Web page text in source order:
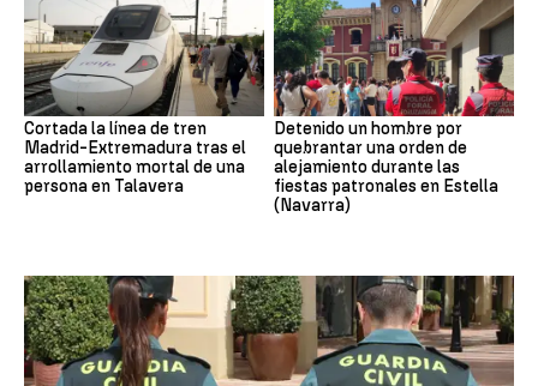
Cortada la línea de tren
Madrid-Extremadura tras el
arrollamiento mortal de una
persona en Talavera
Detenido un hombre por
quebrantar una orden de
alejamiento durante las
fiestas patronales en Estella
(Navarra)